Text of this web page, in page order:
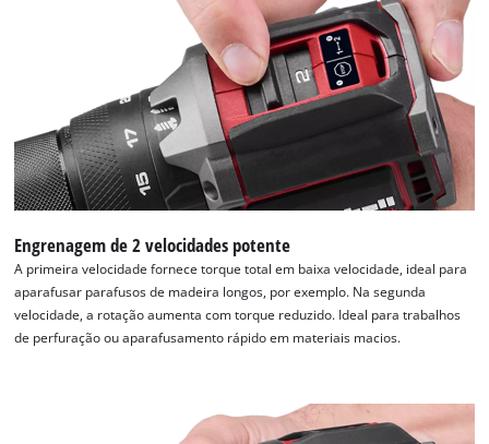
Engrenagem de 2 velocidades potente
A primeira velocidade fornece torque total em baixa velocidade, ideal para
aparafusar parafusos de madeira longos, por exemplo. Na segunda
velocidade, a rotação aumenta com torque reduzido. Ideal para trabalhos
de perfuração ou aparafusamento rápido em materiais macios.